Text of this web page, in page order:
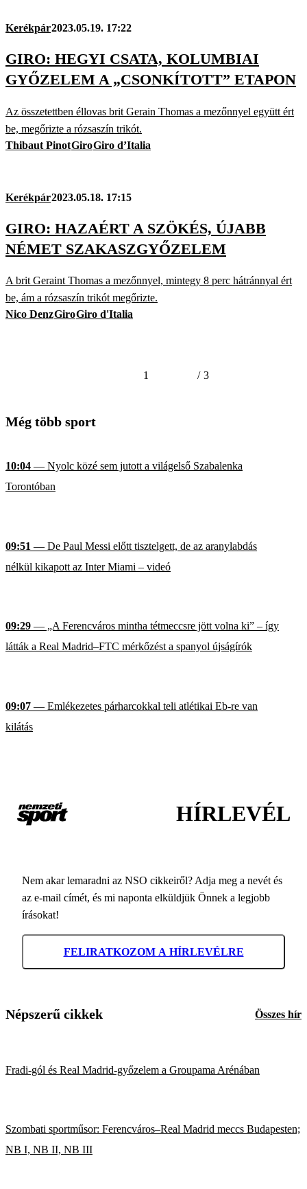
Kerékpár2023.05.19. 17:22
GIRO: HEGYI CSATA, KOLUMBIAI
GYŐZELEM A „CSONKÍTOTT” ETAPON
Az összetettben éllovas brit Gerain Thomas a mezőnnyel együtt ért
be, megőrizte a rózsaszín trikót.
Thibaut PinotGiroGiro d’Italia
Kerékpár2023.05.18. 17:15
GIRO: HAZAÉRT A SZÖKÉS, ÚJABB
NÉMET SZAKASZGYŐZELEM
A brit Geraint Thomas a mezőnnyel, mintegy 8 perc hátránnyal ért
be, ám a rózsaszín trikót megőrizte.
Nico DenzGiroGiro d'Italia
1 / 3
Még több sport
10:04 — Nyolc közé sem jutott a világelső Szabalenka
Torontóban
09:51 — De Paul Messi előtt tisztelgett, de az aranylabdás
nélkül kikapott az Inter Miami – videó
09:29 — „A Ferencváros mintha tétmeccsre jött volna ki” – így
látták a Real Madrid–FTC mérkőzést a spanyol újságírók
09:07 — Emlékezetes párharcokkal teli atlétikai Eb-re van
kilátás
HÍRLEVÉL
Nem akar lemaradni az NSO cikkeiről? Adja meg a nevét és
az e-mail címét, és mi naponta elküldjük Önnek a legjobb
írásokat!
FELIRATKOZOM A HÍRLEVÉLRE
Népszerű cikkek Összes hír
Fradi-gól és Real Madrid-győzelem a Groupama Arénában
Szombati sportműsor: Ferencváros–Real Madrid meccs Budapesten;
NB I, NB II, NB III